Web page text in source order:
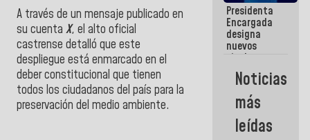
A través de un mensaje publicado en
su cuenta X, el alto oficial
castrense detalló que este
despliegue está enmarcado en el
deber constitucional que tienen
todos los ciudadanos del país para la
preservación del medio ambiente.
23 en los
Centroamericanos
Presidenta
Encargada
designa
nuevos
titulares en
Viceministerio
de Energía
Eléctrica y
CORPOELEC
Noticias
más
leídas